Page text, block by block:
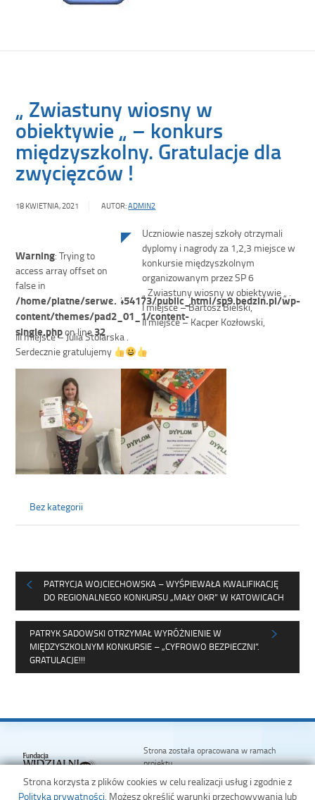
„ Zwiastuny wiosny w
obiektywie „ – konkurs
międzyszkolny. Gratulacje dla
zwycięzców !
18 KWIETNIA, 2021 AUTOR:ADMIN2
Warning: Trying to
access array offset on
false in
/home/platne/serwer454173/public_html/sp9.bedzin.pl/wp-
content/themes/pad2_01_1/content-
single.phpon line32
Uczniowie naszej szkoły otrzymali
dyplomy i nagrody za 1,2,3 miejsce w
konkursie międzyszkolnym
organizowanym przez SP 6
„ Zwiastuny wiosny w obiektywie „ .
I miejsce – Bartosz Bielski,
II miejsce – Kacper Kozłowski,
III miejsce – Julia Stolarska .
Serdecznie gratulujemy
Bez kategorii
PATRYCJA WOJCIECHOWSKA – WYŚPIEWAŁA KWALIFIKACJĘ
DO REGIONALNEGO KONKURSU „MAŁY OKR” W KATOWICACH
PATRYK SADOWSKI OTRZYMAŁ WYRÓŻNIENIE W
MIĘDZYSZKOLNYM KONKURSIE – „CYFROWO BEZPIECZNI”.
GRATULACJE!!!
Strona została opracowana w ramach
projektu
Polska Akademia Dostępności
realizowanego przezFundację Widzialni
Strona korzysta z plików cookies w celu realizacji usług i zgodnie z
Polityką prywatności. Możesz określić warunki przechowywania lub